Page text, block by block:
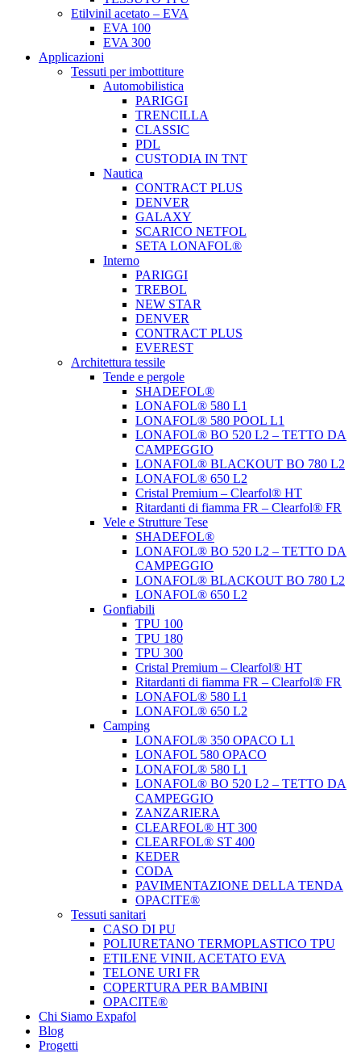
Etilvinil acetato – EVA
EVA 100
EVA 300
Applicazioni
Tessuti per imbottiture
Automobilistica
PARIGGI
TRENCILLA
CLASSIC
PDL
CUSTODIA IN TNT
Nautica
CONTRACT PLUS
DENVER
GALAXY
SCARICO NETFOL
SETA LONAFOL®
Interno
PARIGGI
TREBOL
NEW STAR
DENVER
CONTRACT PLUS
EVEREST
Architettura tessile
Tende e pergole
SHADEFOL®
LONAFOL® 580 L1
LONAFOL® 580 POOL L1
LONAFOL® BO 520 L2 – TETTO DA
CAMPEGGIO
LONAFOL® BLACKOUT BO 780 L2
LONAFOL® 650 L2
Cristal Premium – Clearfol® HT
Ritardanti di fiamma FR – Clearfol® FR
Vele e Strutture Tese
SHADEFOL®
LONAFOL® BO 520 L2 – TETTO DA
CAMPEGGIO
LONAFOL® BLACKOUT BO 780 L2
LONAFOL® 650 L2
Gonfiabili
TPU 100
TPU 180
TPU 300
Cristal Premium – Clearfol® HT
Ritardanti di fiamma FR – Clearfol® FR
LONAFOL® 580 L1
LONAFOL® 650 L2
Camping
LONAFOL® 350 OPACO L1
LONAFOL 580 OPACO
LONAFOL® 580 L1
LONAFOL® BO 520 L2 – TETTO DA
CAMPEGGIO
ZANZARIERA
CLEARFOL® HT 300
CLEARFOL® ST 400
KEDER
CODA
PAVIMENTAZIONE DELLA TENDA
OPACITE®
Tessuti sanitari
CASO DI PU
POLIURETANO TERMOPLASTICO TPU
ETILENE VINIL ACETATO EVA
TELONE URI FR
COPERTURA PER BAMBINI
OPACITE®
Chi Siamo Expafol
Blog
Progetti